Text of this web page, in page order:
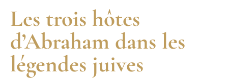
Les trois hôtes
d’Abraham dans les
légendes juives